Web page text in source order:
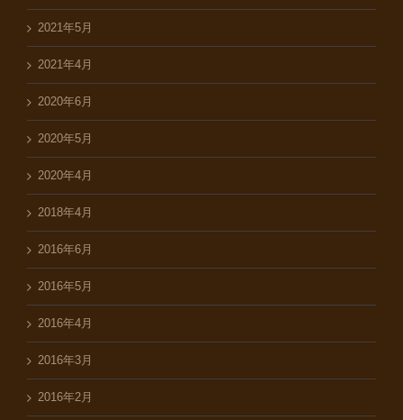
2021年5月
2021年4月
2020年6月
2020年5月
2020年4月
2018年4月
2016年6月
2016年5月
2016年4月
2016年3月
2016年2月